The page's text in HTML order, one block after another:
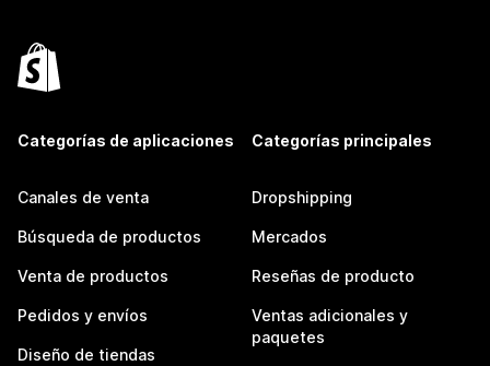
Categorías de aplicaciones
Canales de venta
Búsqueda de productos
Venta de productos
Pedidos y envíos
Diseño de tiendas
Categorías principales
Dropshipping
Mercados
Reseñas de producto
Ventas adicionales y
paquetes